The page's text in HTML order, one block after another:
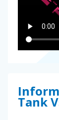
Tank